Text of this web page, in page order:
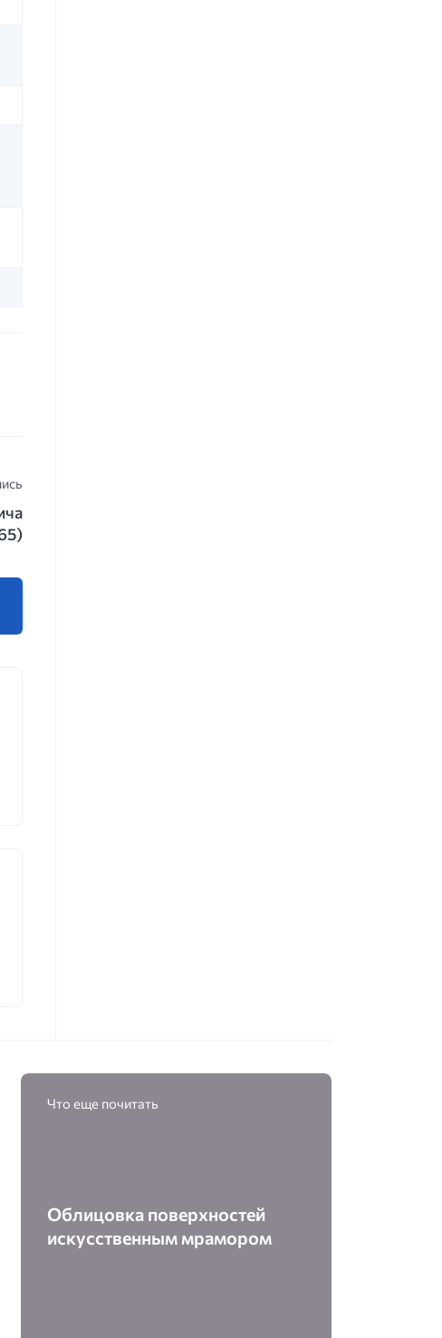
Что еще почитать
Облицовка поверхностей
искусственным мрамором